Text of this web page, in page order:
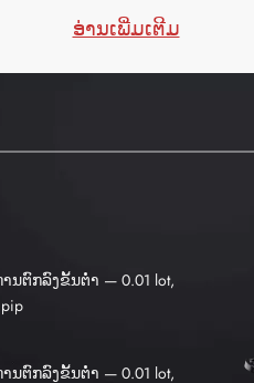
ອ່ານເພີ່ມເຕີມ
ນຕົກລົງຂັ້ນຕ່ຳ — 0.01 lot,
ນຕົກລົງຂັ້ນຕ່ຳ — 0.01 lot,